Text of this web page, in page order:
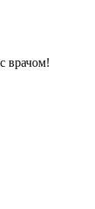
врачом!